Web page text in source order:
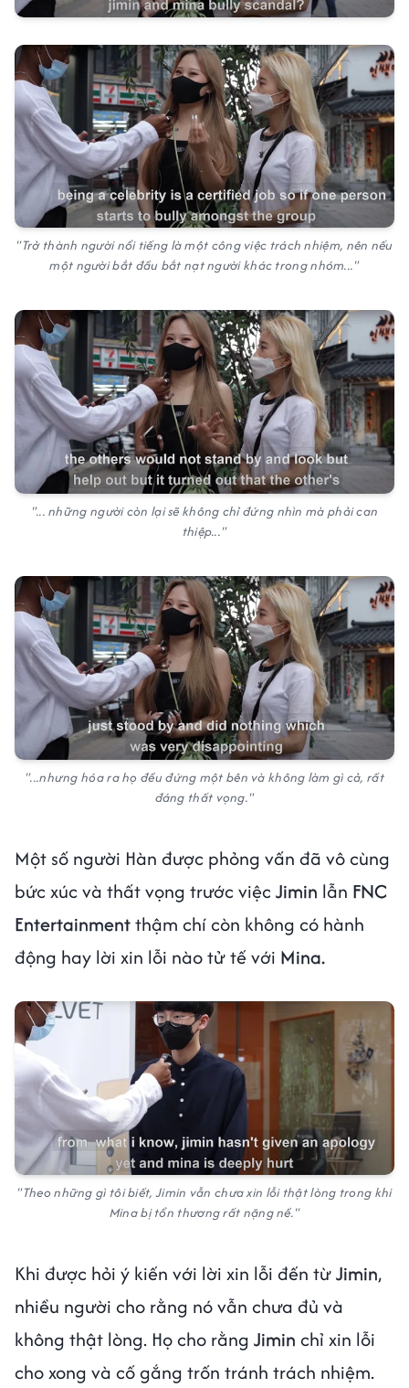
"Trở thành người nổi tiếng là một công việc trách nhiệm, nên nếu
một người bắt đầu bắt nạt người khác trong nhóm..."
"... những người còn lại sẽ không chỉ đứng nhìn mà phải can
thiệp..."
"...nhưng hóa ra họ đều đứng một bên và không làm gì cả, rất
đáng thất vọng."
Một số người Hàn được phỏng vấn đã vô cùng
bức xúc và thất vọng trước việc Jimin lẫn FNC
Entertainmentthậm chí còn không có hành
động hay lời xin lỗi nào tử tế với Mina.
"Theo những gì tôi biết, Jimin vẫn chưa xin lỗi thật lòng trong khi
Mina bị tổn thương rất nặng nề."
Khi được hỏi ý kiến với lời xin lỗi đến từJimin,
nhiều người cho rằng nó vẫn chưa đủ và
không thật lòng. Họ cho rằng Jimin chỉ xin lỗi
cho xong và cố gắng trốn tránh trách nhiệm.